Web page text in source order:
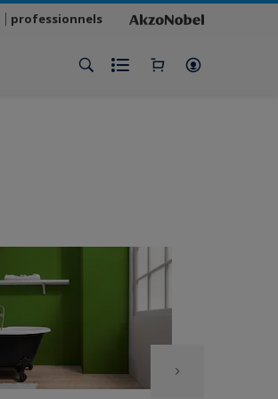
professionnels